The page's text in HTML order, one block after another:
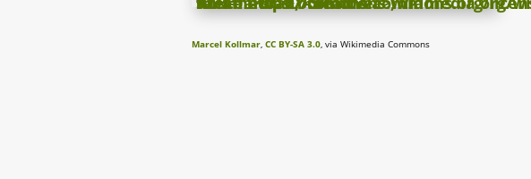
Marcel Kollmar, CC BY-SA 3.0, via Wikimedia Commons